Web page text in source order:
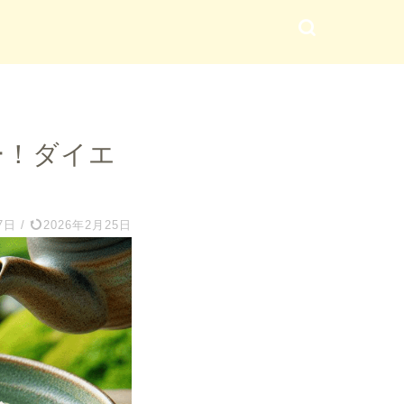
ダイエ
/ 2026年2月25日